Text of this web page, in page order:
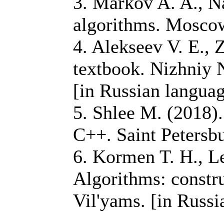
algorithms.
4. Alekseev V. E.,
textbook. Nizhniy
[in Russian
5. Shlee M.
C++. Saint
6. Kormen T. H.,
Algorithms:
Vil'yams. [in